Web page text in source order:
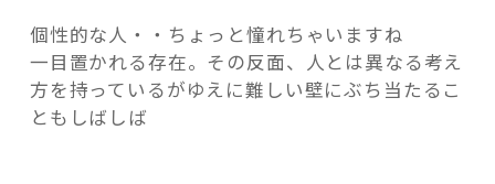
個性的な人・・ちょっと憧れちゃいますね
一目置かれる存在。その反面、人とは異なる考え
方を持っているがゆえに難しい壁にぶち当たるこ
ともしばしば